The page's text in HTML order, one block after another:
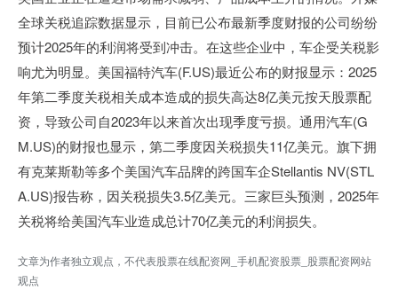
全球关税追踪数据显示，目前已公布最新季度财报的公司纷纷
预计2025年的利润将受到冲击。在这些企业中，车企受关税影
响尤为明显。美国福特汽车(F.US)最近公布的财报显示：2025
年第二季度关税相关成本造成的损失高达8亿美元按天股票配
资，导致公司自2023年以来首次出现季度亏损。通用汽车(G
M.US)的财报也显示，第二季度因关税损失11亿美元。旗下拥
有克莱斯勒等多个美国汽车品牌的跨国车企Stellantis NV(STL
A.US)报告称，因关税损失3.5亿美元。三家巨头预测，2025年
关税将给美国汽车业造成总计70亿美元的利润损失。
文章为作者独立观点，不代表股票在线配资网_手机配资股票_股票配资网站
观点